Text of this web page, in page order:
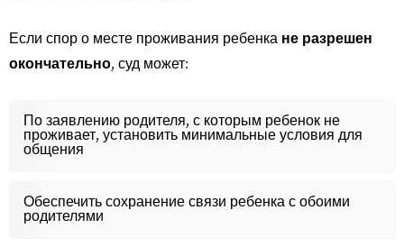
Если спор о месте проживания ребенка не разрешен
окончательно, суд может:
По заявлению родителя, с которым ребенок не
проживает, установить минимальные условия для
общения
Обеспечить сохранение связи ребенка с обоими
родителями